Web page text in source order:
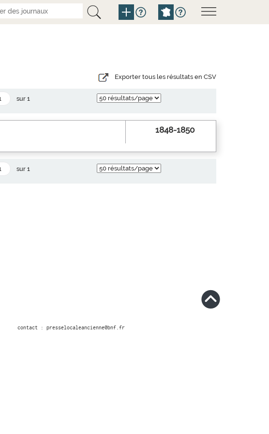
Exporter tous les résultats en CSV
sur 1
1848-1850
sur 1
contact : presselocaleancienne@bnf.fr